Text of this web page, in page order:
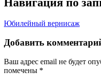
Навигация по
Юбилейный вернисаж
Добавить
Ваш адрес email не будет
помечены *